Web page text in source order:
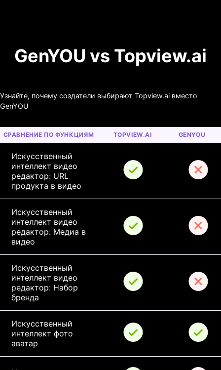
GenYOU vs Topview.ai
Узнайте, почему создатели выбирают Topview.ai вместо
GenYOU
СРАВНЕНИЕ ПО ФУНКЦИЯМ TOPVIEW.AI GENYOU
Искусственный
интеллект видео
редактор: URL
продукта в видео
Искусственный
интеллект видео
редактор: Медиа в
видео
Искусственный
интеллект видео
редактор: Набор
бренда
Искусственный
интеллект фото
аватар